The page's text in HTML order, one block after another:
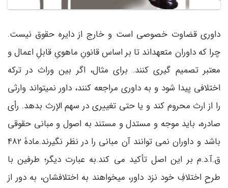
داوری قضاوت خصوصی است و خارج از دایره حقوق نیست.
چرا که داوران متعهداند تا بر اساس قانونِ ماهویِ قابلِ اعمال و
معتبر تصمیم گیری کنند. برای مثال، اگر بین وراث در ترکه
اختلافی پیدا شود و به داوری مراجعه کنند، داور نمی­تواند وارثی
را از ارث محروم کند و یا حتی تغییری در سهم الإرث بدهد. رأی
صادره، باید موجه و مستدل و مستند به اصول و مبانی حقوقی
باشد و داوران نمی ­توانند آن مبانی را در نظر نگیرند.مادۀ 482
ق.آ.د.م بر این اصل تأکید می­ کند.به عبارت دیگر؛ طرفین با
طرحِ اختلافِ خود نزد داور، می­خواهند به اختلافشان، به دور از